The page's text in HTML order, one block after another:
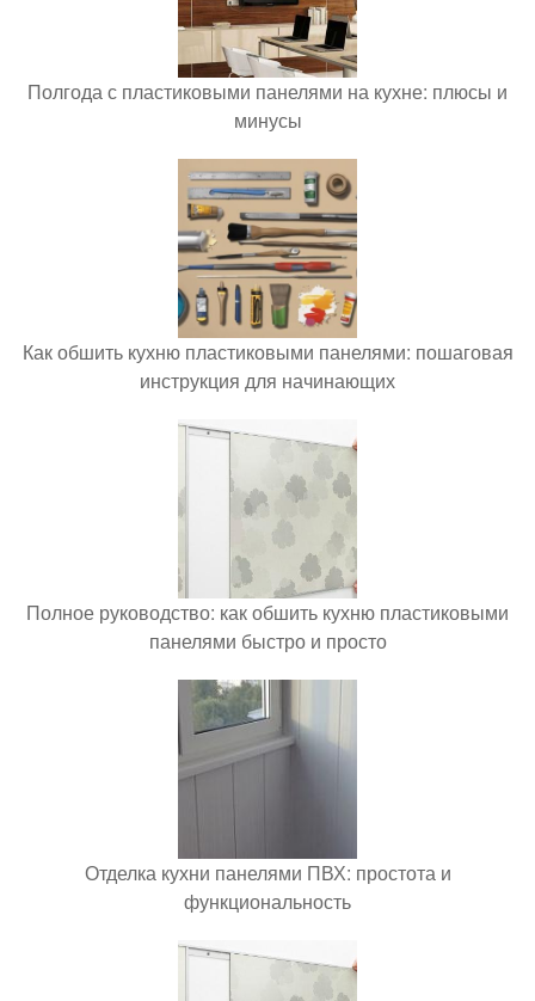
Полгода с пластиковыми панелями на кухне: плюсы и
минусы
Как обшить кухню пластиковыми панелями: пошаговая
инструкция для начинающих
Полное руководство: как обшить кухню пластиковыми
панелями быстро и просто
Отделка кухни панелями ПВХ: простота и
функциональность